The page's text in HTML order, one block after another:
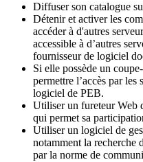
Diffuser son catalogue
Détenir et activer les
accéder à d'autres
accessible à d’autres
fournisseur de logiciel
Si elle possède un
permettre l’accès par les
logiciel de PEB.
Utiliser un fureteur Web
qui permet sa
Utiliser un logiciel de
notamment la recherche
par la norme de